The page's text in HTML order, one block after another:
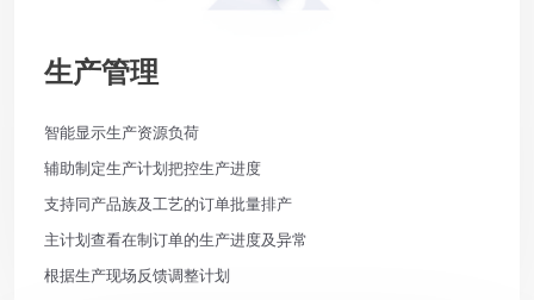
生产管理
智能显示生产资源负荷
辅助制定生产计划把控生产进度
支持同产品族及工艺的订单批量排产
主计划查看在制订单的生产进度及异常
根据生产现场反馈调整计划